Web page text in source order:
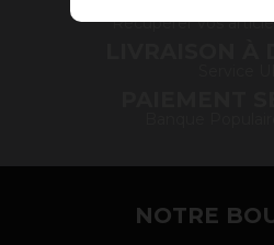
Récupérer vos
NOTRE